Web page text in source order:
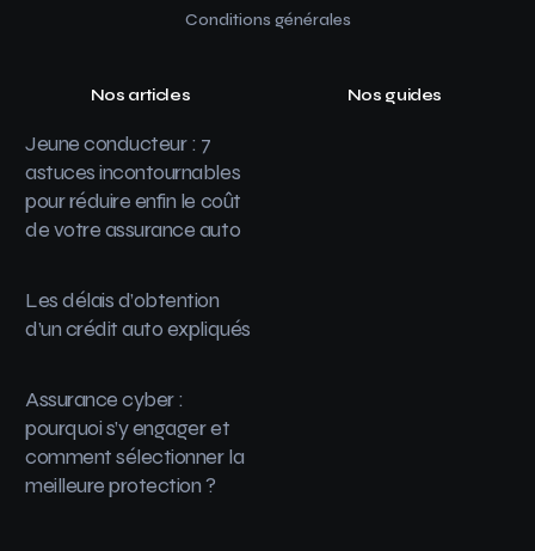
Conditions générales
Nos articles
Jeune conducteur : 7
astuces incontournables
pour réduire enfin le coût
de votre assurance auto
Les délais d’obtention
d’un crédit auto expliqués
Assurance cyber :
pourquoi s’y engager et
comment sélectionner la
meilleure protection ?
Nos guides